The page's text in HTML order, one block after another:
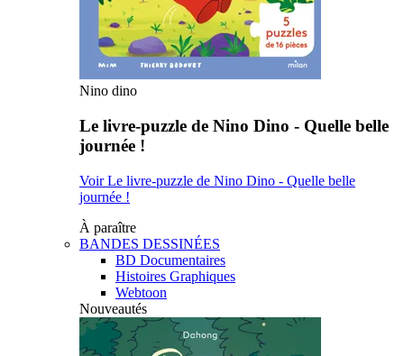
Nino dino
Le livre-puzzle de Nino Dino - Quelle belle
journée !
Voir Le livre-puzzle de Nino Dino - Quelle belle
journée !
À paraître
BANDES DESSINÉES
BD Documentaires
Histoires Graphiques
Webtoon
Nouveautés